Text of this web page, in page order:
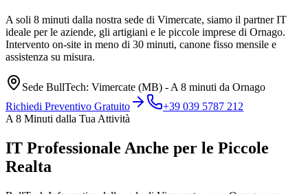
A soli 8 minuti dalla nostra sede di Vimercate, siamo il partner IT
ideale per le aziende, gli artigiani e le piccole imprese di Ornago.
Intervento on-site in meno di 30 minuti, canone fisso mensile e
assistenza su misura.
Sede BullTech: Vimercate (MB) - A 8 minuti da Ornago
Richiedi Preventivo Gratuito
+39 039 5787 212
A 8 Minuti dalla Tua Attività
IT Professionale Anche per le Piccole
Realta